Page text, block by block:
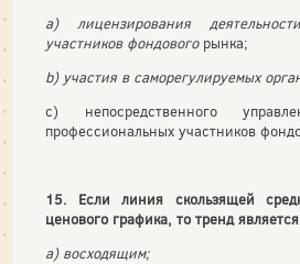
a) лицензирования
участников фондовогорынка;
b) участия в саморегулируемых
c) непосредственного
профессиональных участников
15. Если линия скользящей
ценового графика, то тренд
a) восходящим;